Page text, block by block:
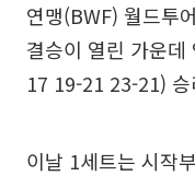
연맹(BWF) 월드투
결승이 열린 가운
17 19-21 23-21)
이날 1세트는 시작